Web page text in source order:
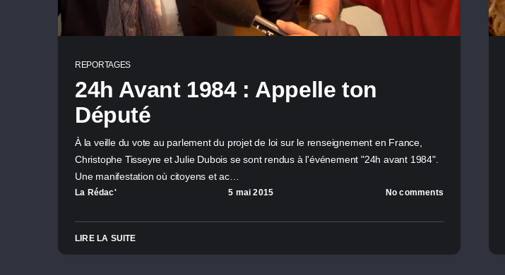
REPORTAGES
24h Avant 1984 : Appelle ton
Député
À la veille du vote au parlement du projet de loi sur le renseignement en France,
Christophe Tisseyre et Julie Dubois se sont rendus à l'événement "24h avant 1984".
Une manifestation où citoyens et ac…
La Rédac' 5 mai 2015 No comments
LIRE LA SUITE